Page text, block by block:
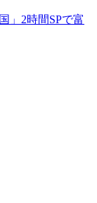
」2時間SPで富